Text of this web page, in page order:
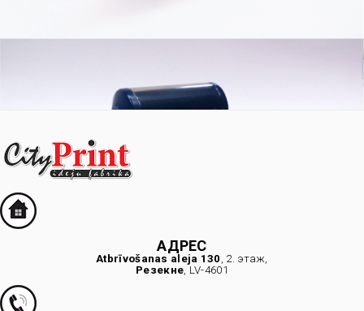
АДРЕС
Atbrīvošanas aleja 130 , 2. этаж,
Резекне, LV-4601